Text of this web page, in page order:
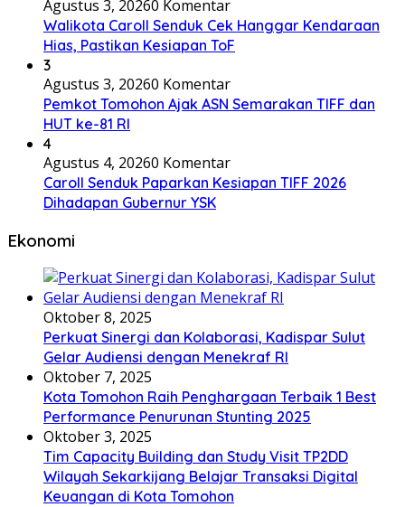
Agustus 3, 20260 Komentar
Walikota Caroll Senduk Cek Hanggar Kendaraan
Hias, Pastikan Kesiapan ToF
3
Agustus 3, 20260 Komentar
Pemkot Tomohon Ajak ASN Semarakan TIFF dan
HUT ke-81 RI
4
Agustus 4, 20260 Komentar
Caroll Senduk Paparkan Kesiapan TIFF 2026
Dihadapan Gubernur YSK
Ekonomi
Oktober 8, 2025
Perkuat Sinergi dan Kolaborasi, Kadispar Sulut
Gelar Audiensi dengan Menekraf RI
Oktober 7, 2025
Kota Tomohon Raih Penghargaan Terbaik 1 Best
Performance Penurunan Stunting 2025
Oktober 3, 2025
Tim Capacity Building dan Study Visit TP2DD
Wilayah Sekarkijang Belajar Transaksi Digital
Keuangan di Kota Tomohon